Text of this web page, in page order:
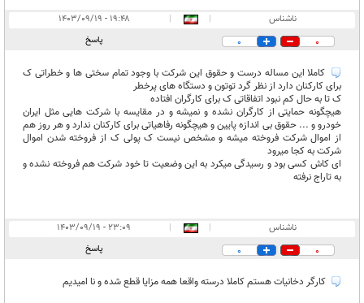
ناشناس |
|
۱۹:۴۸ - ۱۴۰۳/۰۹/۱۹
0
0 پاسخ
کاملا این مساله درست و حقوق این شرکت با وجود تمام سختی ها و خطراتی ک
برای کارکنان دارد از نظر گرد توتون و دستگاه های پرخطر
ک تا به حال کم نبود اتفاقاتی ک برای کارگران افتاده
هیچگونه حمایتی از کارگران نشده و نمیشه و در مقایسه با شرکت هایی مثل ایران
خودرو و ... حقوق بی اندازه پایین و هیچگونه رفاهیاتی برای کارکنان ندارد و هر روز هم
از اموال شرکت فروخته میشه و مشخص نیست ک پولی ک از فروخته شدن اموال
شرکت به کجا میرود
ای کاش کسی بود و رسیدگی میکرد به این وضعیت تا خود شرکت هم فروخته نشده و
به تاراج نرفته
ناشناس |
|
۲۳:۰۹ - ۱۴۰۳/۰۹/۱۹
0
0 پاسخ
کارگر دخانیات هستم کاملا درسته واقعا همه مزایا قطع شده و نا امیدیم